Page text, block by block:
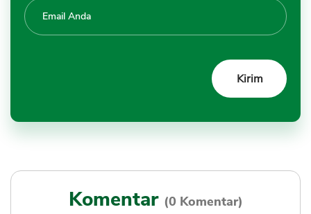
Komentar (0 Komentar)